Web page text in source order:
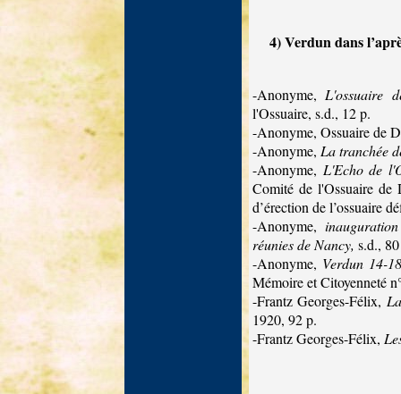
4) Verdun dans
-Anonyme,L'ossuaire
l'Ossuaire, s.d., 12 p.
-Anonyme, Ossuaire de
-Anonyme, La tranchée
-Anonyme, L'Echo de
Comité de l'Ossuaire de
d’érection de l’ossuaire
-Anonyme,
réunies de Nancy, s.d.,
-Anonyme, Verdun 14-
Mémoire et Citoyenneté
-Frantz Georges-Félix,
1920, 92 p.
-Frantz Georges-Félix,